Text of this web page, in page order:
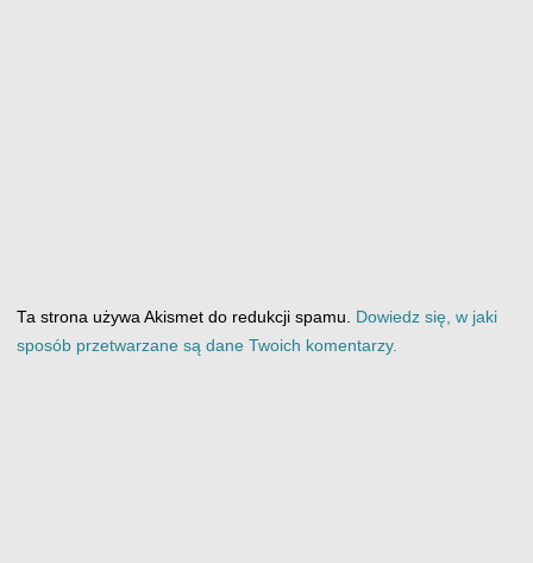
Ta strona używa Akismet do redukcji spamu. Dowiedz się, w jaki
sposób przetwarzane są dane Twoich komentarzy.